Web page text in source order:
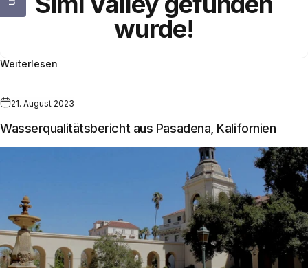
wurde!
Weiterlesen
21. August 2023
Wasserqualitätsbericht aus Pasadena, Kalifornien